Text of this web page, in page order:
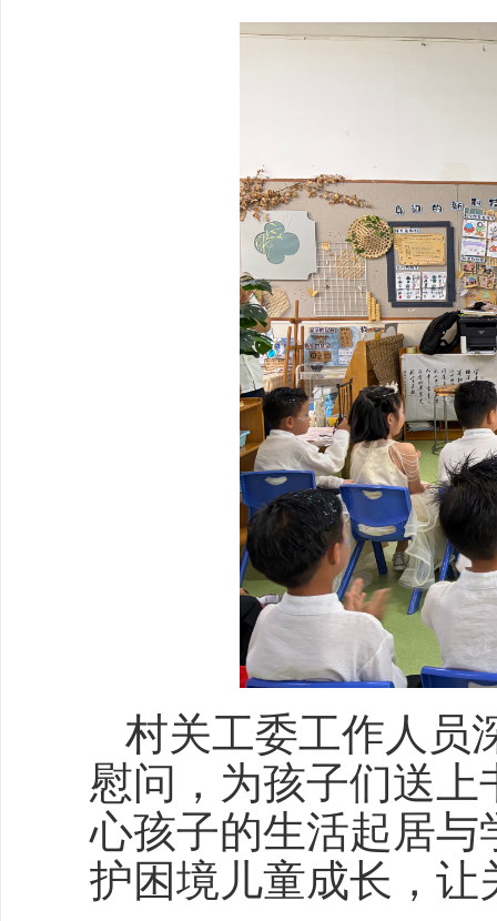
村关工委工作人员
慰问，为孩子们送
心孩子的生活起居
护困境儿童成长，让